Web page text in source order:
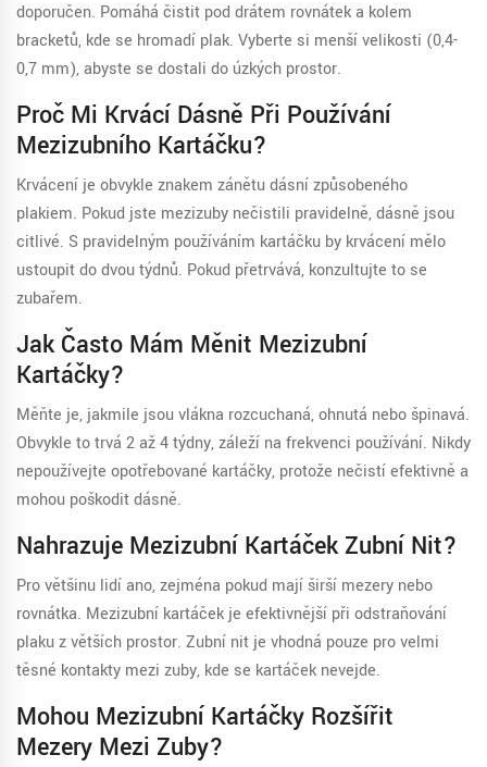
doporučen. Pomáhá čistit pod drátem rovnátek a kolem
bracketů, kde se hromadí plak. Vyberte si menší velikosti (0,4-
0,7 mm), abyste se dostali do úzkých prostor.
Proč Mi Krvácí Dásně Při Používání
Mezizubního Kartáčku?
Krvácení je obvykle znakem zánětu dásní způsobeného
plakiem. Pokud jste mezizuby nečistili pravidelně, dásně jsou
citlivé. S pravidelným používáním kartáčku by krvácení mělo
ustoupit do dvou týdnů. Pokud přetrvává, konzultujte to se
zubařem.
Jak Často Mám Měnit Mezizubní
Kartáčky?
Měňte je, jakmile jsou vlákna rozcuchaná, ohnutá nebo špinavá.
Obvykle to trvá 2 až 4 týdny, záleží na frekvenci používání. Nikdy
nepoužívejte opotřebované kartáčky, protože nečistí efektivně a
mohou poškodit dásně.
Nahrazuje Mezizubní Kartáček Zubní Nit?
Pro většinu lidí ano, zejména pokud mají širší mezery nebo
rovnátka. Mezizubní kartáček je efektivnější při odstraňování
plaku z větších prostor. Zubní nit je vhodná pouze pro velmi
těsné kontakty mezi zuby, kde se kartáček nevejde.
Mohou Mezizubní Kartáčky Rozšířit
Mezery Mezi Zuby?